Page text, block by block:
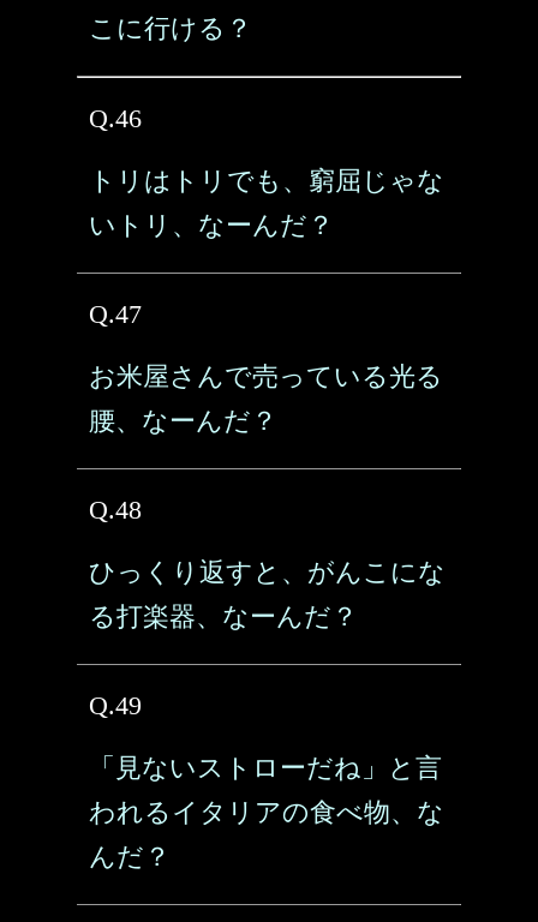
こに行ける？
Q.46
トリはトリでも、窮屈じゃな
いトリ、なーんだ？
Q.47
お米屋さんで売っている光る
腰、なーんだ？
Q.48
ひっくり返すと、がんこにな
る打楽器、なーんだ？
Q.49
「見ないストローだね」と言
われるイタリアの食べ物、な
んだ？